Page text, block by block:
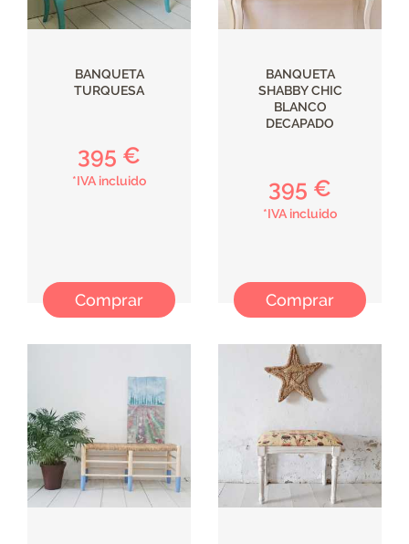
BANQUETA
TURQUESA
395 €
*IVA incluido
Comprar
BANQUETA
SHABBY CHIC
BLANCO
DECAPADO
395 €
*IVA incluido
Comprar